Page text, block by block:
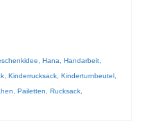
, Hana, Handarbeit,
, Kinderrucksack, Kinderturnbeutel ,
, Pailetten, Rucksack,